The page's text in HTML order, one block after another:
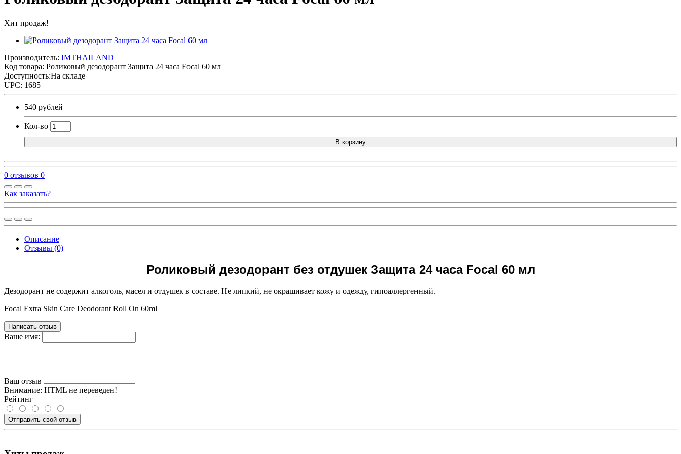
Хит продаж!
Производитель: IMTHAILAND
Код товара: Роликовый дезодорант Защита 24 часа Focal 60 мл
Доступность:На складе
UPC: 1685
540 рублей
Кол-во
В корзину
0 отзывов 0
Как заказать?
Описание
Отзывы (0)
Роликовый дезодорант без отдушек Защита 24 часа Focal 60 мл
Дезодорант не содержит алкоголь, масел и отдушек в составе. Не липкий, не окрашивает кожу и одежду, гипоаллергенный.
Focal Extra Skin Care Deodorant Roll On 60ml
Написать отзыв
Ваше имя:
Ваш отзыв
Внимание: HTML не переведен!
Рейтинг
Отправить свой отзыв